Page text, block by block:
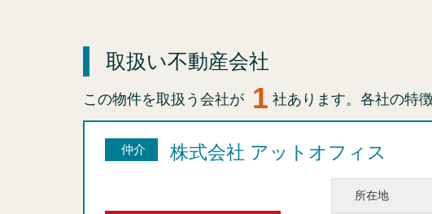
取扱い不動産会社
この物件を取扱う会社が 1 社あります。各社の特
仲介 株式会社 アットオフィス
所在地